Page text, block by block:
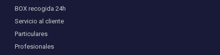
BOX recogida 24h
Servicio al cliente
Particulares
Profesionales